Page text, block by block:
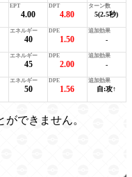
4.00 4.80 5(2.5秒)
40 1.50 -
45 2.00 -
50 1.56 自:攻↑
できません。